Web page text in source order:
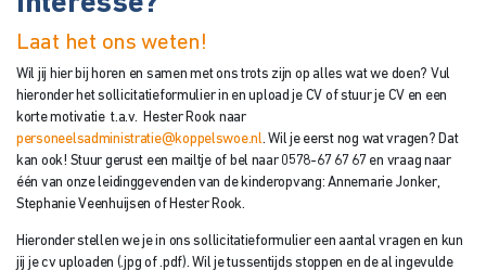
Laat het ons weten!
Wil jij hier bij horen en samen met ons trots zijn op alles wat we doen? Vul
hieronder het sollicitatieformulier in en upload je CV of stuur je CV en een
korte motivatie t.a.v. Hester Rook naar
personeelsadministratie@koppelswoe.nl. Wil je eerst nog wat vragen? Dat
kan ook! Stuur gerust een mailtje of bel naar 0578-67 67 67 en vraag naar
één van onze leidinggevenden van de kinderopvang: Annemarie Jonker,
Stephanie Veenhuijsen of Hester Rook.
Hieronder stellen we je in ons sollicitatieformulier een aantal vragen en kun
jij je cv uploaden (.jpg of .pdf). Wil je tussentijds stoppen en de al ingevulde